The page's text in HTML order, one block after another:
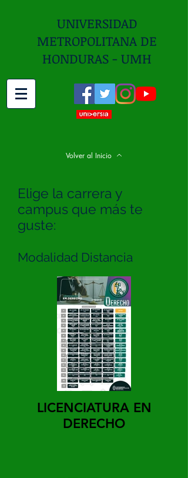
UNIVERSIDAD
METROPOLITANA DE
HONDURAS - UMH
Volver al Inicio
Elige la carrera y
campus que más te
guste:
Modalidad Distancia
LICENCIATURA EN
DERECHO